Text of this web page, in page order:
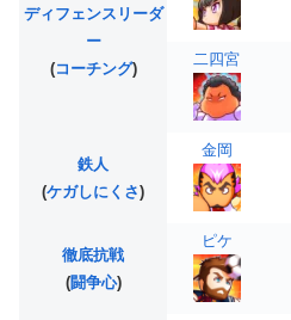
ディフェンスリーダ
ー
(コーチング)
二四宮
鉄人
(ケガしにくさ)
金岡
徹底抗戦
(闘争心)
ピケ